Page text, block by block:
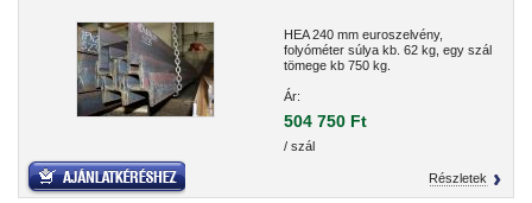
HEA 240 mm euroszelvény,
folyóméter súlya kb. 62 kg, egy szál
tömege kb 750 kg.
Ár:
504 750 Ft
/ szál
Részletek